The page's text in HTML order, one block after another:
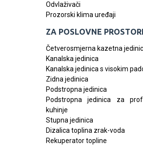
Odvlaživači
Prozorski klima uređaji
ZA POSLOVNE
Četverosmjerna kazetna
Kanalska jedinica
Kanalska jedinica s visokim
Zidna jedinica
Podstropna jedinica
Podstropna jedinica za
kuhinje
Stupna jedinica
Dizalica toplina zrak-voda
Rekuperator topline